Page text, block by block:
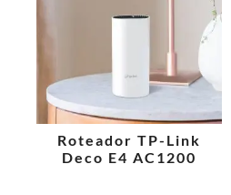
Roteador TP-Link
Deco E4 AC1200